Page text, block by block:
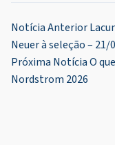
Navegação
de
Post
Notícia Anterior
Neuer à seleção –
Próxima NotíciaO
Nordstrom 2026